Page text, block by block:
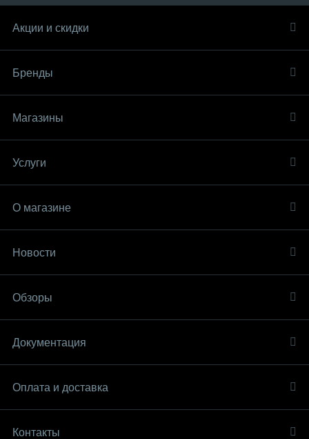
Акции и скидки
Бренды
Магазины
Услуги
О магазине
Новости
Обзоры
Документация
Оплата и доставка
Контакты